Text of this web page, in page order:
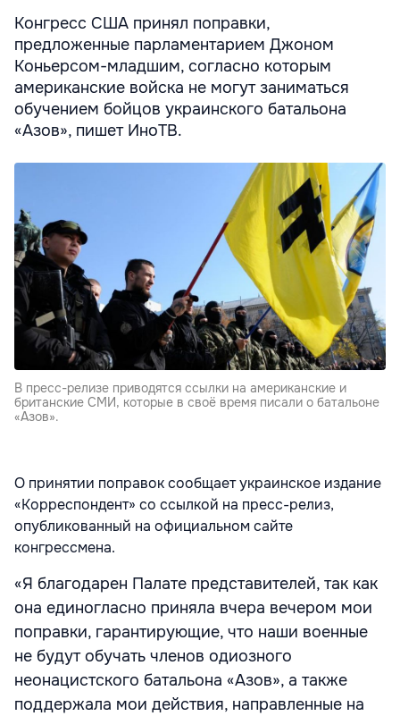
Конгресс США принял поправки,
предложенные парламентарием Джоном
Коньерсом-младшим, согласно которым
американские войска не могут заниматься
обучением бойцов украинского батальона
«Азов», пишет ИноТВ.
В пресс-релизе приводятся ссылки на американские и
британские СМИ, которые в своё время писали о батальоне
«Азов».
О принятии поправок сообщает украинское издание
«Корреспондент» со ссылкой на пресс-релиз,
опубликованный на официальном сайте
конгрессмена.
«Я благодарен Палате представителей, так как
она единогласно приняла вчера вечером мои
поправки, гарантирующие, что наши военные
не будут обучать членов одиозного
неонацистского батальона «Азов», а также
поддержала мои действия, направленные на